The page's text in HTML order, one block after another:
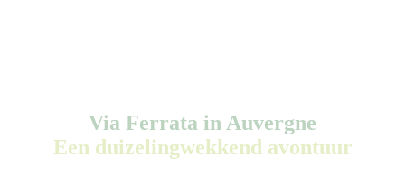
Via Ferrata in Auvergne
Een duizelingwekkend avontuur